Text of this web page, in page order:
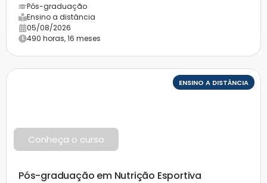
Pós-graduação
Ensino a distância
05/08/2026
490 horas, 16 meses
Conheça o curso
ENSINO A DISTÂNCIA
Pós-graduação em Nutrição Esportiva